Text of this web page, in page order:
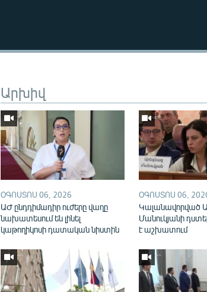
Auto
Արխիվ
ՕԳՈՍՏՈՍ 06, 2026
ԱԺ ընդդիմադիր ուժերը վաղը
նախատեսում են լինել
կաթողիկոսի դատական նիստին
ՕԳՈՍՏՈՍ 06,
Կալանավորված
Մանուկյանի
է աշխատում